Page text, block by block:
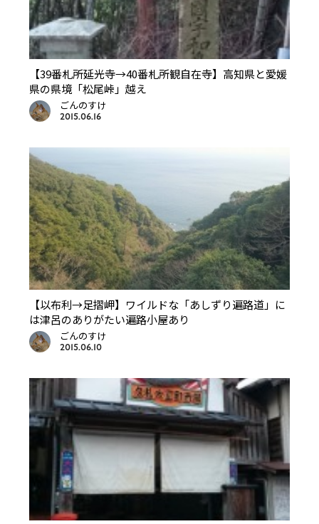
【39番札所延光寺→40番札所観自在寺】高知県と愛媛
県の県境「松尾峠」越え
ごんのすけ
2015.06.16
【以布利→足摺岬】ワイルドな「あしずり遍路道」に
は津呂のありがたい遍路小屋あり
ごんのすけ
2015.06.10